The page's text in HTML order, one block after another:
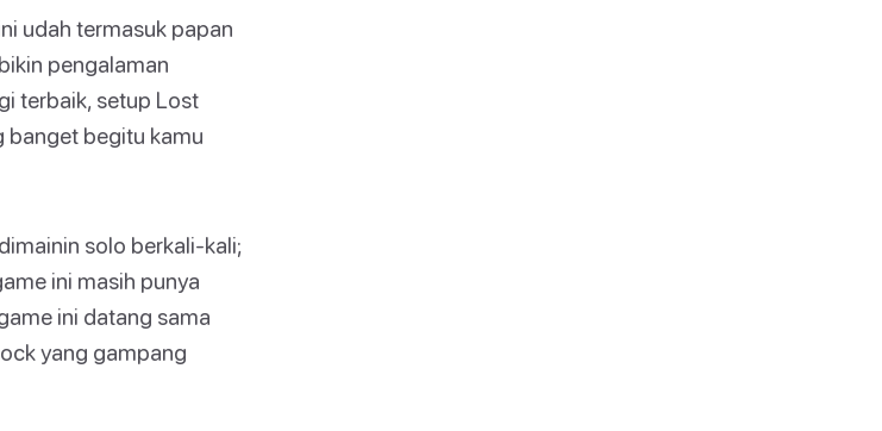
udah termasuk papan
pengalaman
terbaik, setup Lost
banget begitu kamu
solo berkali-kali;
ini masih punya
ini datang sama
yang gampang